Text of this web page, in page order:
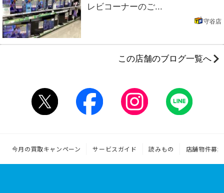
レビコーナーのご...
守谷店
この店舗のブログ一覧へ
今月の買取キャンペーン サービスガイド 読みもの 店舗物件募集